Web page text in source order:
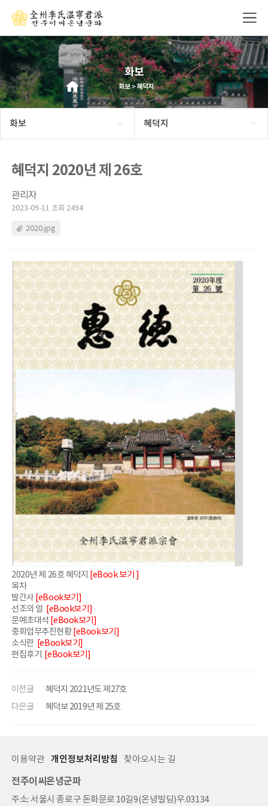
화보
화보 > 혜덕지
화보 혜덕지
혜덕지 2020년 제 26호
관리자
2023-09-11 조회 2494
2020.jpg
2020년 제 26호 혜덕지 [eBook 보기 ]
목차
발간사[eBook보기]
선조의 얼 [eBook보기]
문예초대석 [eBook보기]
중회업무추진현황[eBook보기]
소식란 [eBook보기]
편집후기 [eBook보기]
이전글
혜덕지 2021년도 제27호
다은글
혜덕보 2019년 제 25호
이용약관 개인정보처리방침 찾아오시는 길
전주이씨온녕군파
주소: 서울시 종로구 돈화문로 10길9(온녕빌딩)우.03134